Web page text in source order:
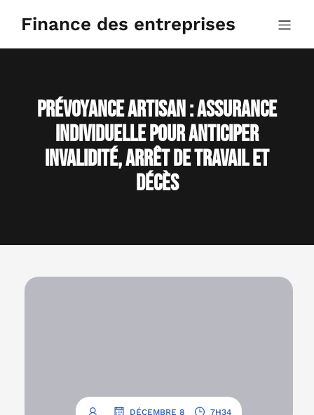
contenuFinance des entreprises
Prévoyance Artisan : Assurance
Individuelle pour anticiper
Invalidité, Arrêt de Travail et
Décès
DÉCEMBRE 8 7H34